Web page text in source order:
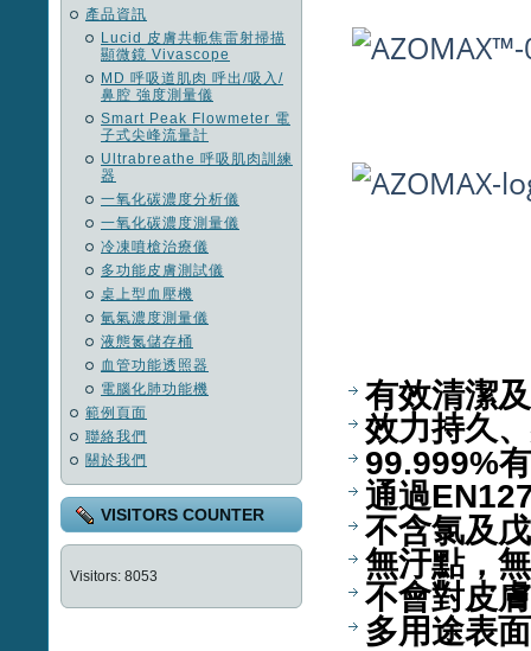
產品資訊
Lucid 皮膚共軛焦雷射掃描
顯微鏡 Vivascope
MD 呼吸道肌肉 呼出/吸入/
鼻腔 強度測量儀
Smart Peak Flowmeter 電
子式尖峰流量計
Ultrabreathe 呼吸肌肉訓練
器
一氧化碳濃度分析儀
一氧化碳濃度測量儀
冷凍噴槍治療儀
多功能皮膚測試儀
桌上型血壓機
氫氣濃度測量儀
液態氮儲存桶
血管功能透照器
電腦化肺功能機
範例頁面
聯絡我們
關於我們
VISITORS COUNTER
Visitors: 8053
有效清潔
效力持久
99.999%
通過
不含氯及
無汙點，
不會對皮
多用途表